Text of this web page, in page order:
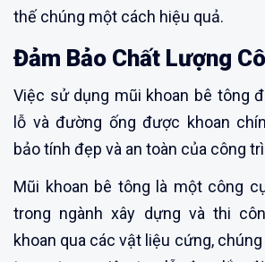
thế chúng một cách hiệu quả.
Đảm Bảo Chất Lượng
Việc sử dụng mũi khoan bê tông
lỗ và đường ống được khoan
bảo tính đẹp và an toàn của công
Mũi khoan bê tông là một công
trong ngành xây dựng và thi
khoan qua các vật liệu cứng,